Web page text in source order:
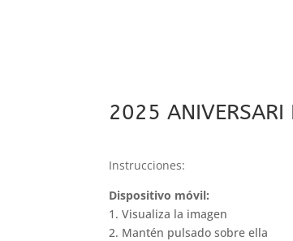
2025 ANIVERSARI
Instrucciones:
Dispositivo móvil:
1. Visualiza la imagen
2. Mantén pulsado sobre ella